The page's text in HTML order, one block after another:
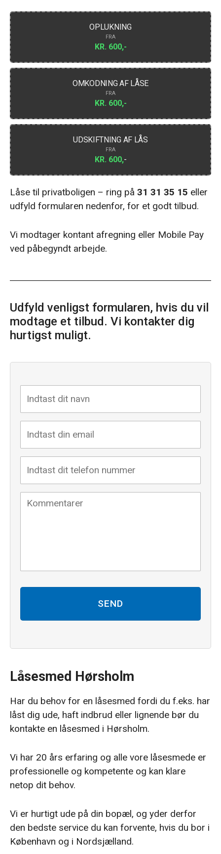
OPLUKNING
FRA
KR. 600,-
OMKODNING AF LÅSE
FRA
KR. 600,-
UDSKIFTNING AF LÅS
FRA
KR. 600,-
Låse til privatboligen – ring på 31 31 35 15 eller
udfyld formularen nedenfor, for et godt tilbud.
Vi modtager kontant afregning eller Mobile Pay
ved påbegyndt arbejde.
Udfyld venligst formularen, hvis du vil
modtage et tilbud. Vi kontakter dig
hurtigst muligt.
Låsesmed Hørsholm
Har du behov for en låsesmed fordi du f.eks. har
låst dig ude, haft indbrud eller lignende bør du
kontakte en låsesmed i Hørsholm.
Vi har 20 års erfaring og alle vore låsesmede er
professionelle og kompetente og kan klare
netop dit behov.
Vi er hurtigt ude på din bopæl, og yder derfor
den bedste service du kan forvente, hvis du bor i
København og i Nordsjælland.